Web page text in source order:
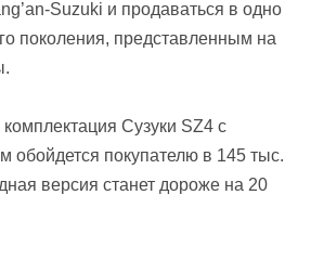
Suzuki и продаваться в одно
поколения, представленным на
Сузуки SZ4 с
обойдется покупателю в 145 тыс.
версия станет дороже на 20